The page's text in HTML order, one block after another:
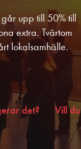
upp till 50% till
extra. Tvärtom
lokalsamhälle.
det?
Vill du